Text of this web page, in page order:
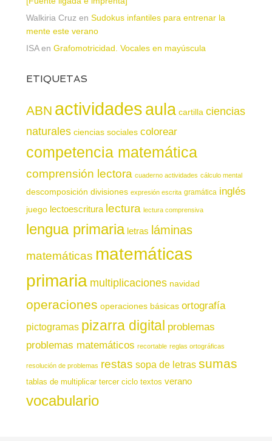
Walkiria Cruz en Sudokus infantiles para entrenar la
mente este verano
ISAen Grafomotricidad. Vocales en mayúscula
ETIQUETAS
ABN actividadesaula cartilla ciencias
naturales ciencias sociales colorear
competencia matemática
comprensión lectora cuaderno actividades cálculo mental
descomposición divisiones expresión escrita gramática inglés
juego lectoescritura lectura lectura comprensiva
lengua primaria letras láminas
matemáticas matemáticas
primaria multiplicaciones navidad
operaciones operaciones básicas ortografía
pictogramas pizarra digital problemas
problemas matemáticos recortable reglas ortográficas
resolución de problemas restas sopa de letras sumas
tablas de multiplicar tercer ciclo textos verano
vocabulario